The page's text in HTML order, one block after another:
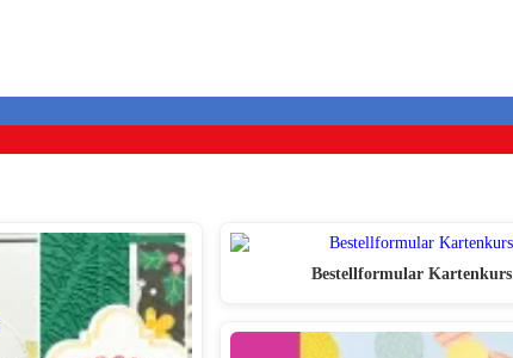
Bestellformular Kartenkurs